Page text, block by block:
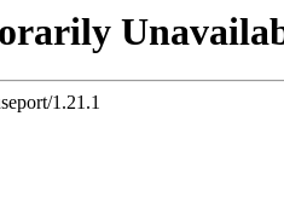
1.21.1